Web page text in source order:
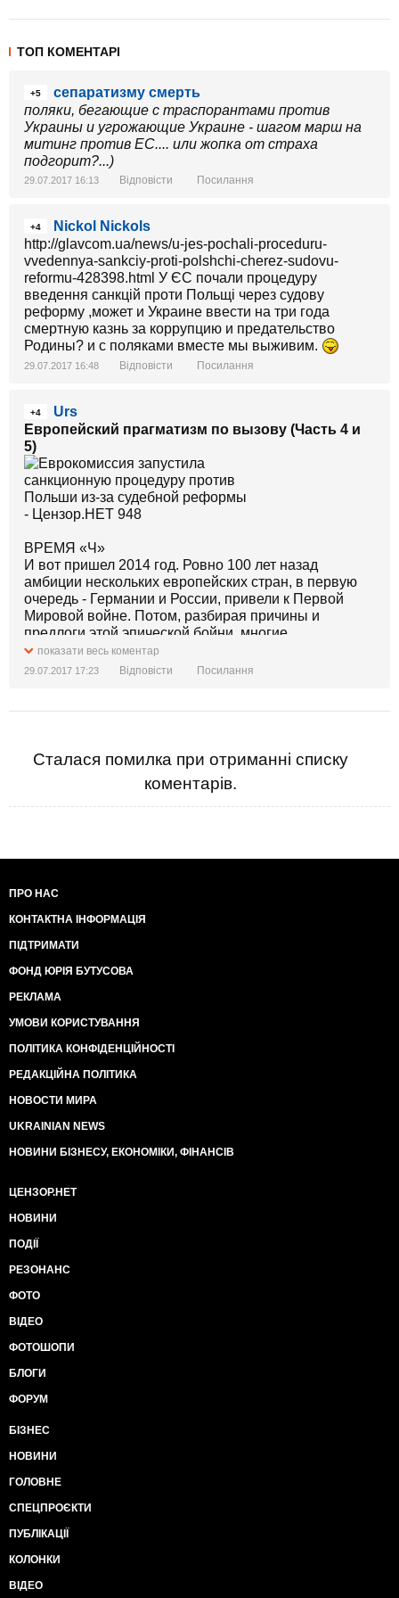
ТОП КОМЕНТАРІ
+5
сепаратизму смерть
поляки, бегающие с траспорантами против
Украины и угрожающие Украине - шагом марш на
митинг против ЕС.... или жопка от страха
подгорит?...)
29.07.2017 16:13 Відповісти Посилання
+4
Nickol Nickols
http://glavcom.ua/news/u-jes-pochali-proceduru-
vvedennya-sankciy-proti-polshchi-cherez-sudovu-
reformu-428398.html У ЄС почали процедуру
введення санкцій проти Польщі через судову
реформу ,может и Украине ввести на три года
смертную казнь за коррупцию и предательство
Родины? и с поляками вместе мы выживим.
29.07.2017 16:48 Відповісти Посилання
+4
Urs
Европейский прагматизм по вызову (Часть 4 и
5)
ВРЕМЯ «Ч»
И вот пришел 2014 год. Ровно 100 лет назад
амбиции нескольких европейских стран, в первую
очередь - Германии и России, привели к Первой
Мировой войне. Потом, разбирая причины и
предлоги этой эпической бойни, многие
исследователи приходили к выводу о том, что
шансов избежать войны было больше, чем ее
не военными способами, в исполнении Китая. Мало
того, возникло новое явление, известное как
«глобализация», которое просто сводит на нет
двух опустошительных мировых войн, выросших
других условиях. Очевидно, что имперский
милитаризм стоил человечеству столетия
поступательного развития. Но история не терпит
сослагательного наклонения и, как теперь стало
ситуации, когда вполне может вспыхнуть новая, куда
более разрушительная драка.
Причем, официальные причины первых двух
мировых войн выписаны в угоду победителям и
имеют очень слабое отношение к фактическим
станем в нее погружаться снова. Но в этот раз
поджигатель войны четко и без сомнений очерчен и
окопавшегося в Кремле. Все нынешние военные
имеющая множество воплощений: от ИГИЛ до
настолько очевидно, что лишь исключительные
обстоятельства не дают это увидеть в том же
Как мы отмечали выше, спрос с этих стран
возникает потому, что они сами себя позиционируют
гарантировать основные правила игры для всех
стран Европы. Причем, эти правила давно
европейскими странами. Лидер обязан следить за
их соблюдением, и в случае нарушения правил,
Если лидер не принимает мер, то его лидерство
отслеживает эти нарушения. Тогда он просто не
может тянуть на себя одеяло, ибо не осознает
уникальная ситуация, когда лидеры стали
соучастниками и даже подстрекателями
мысль, получаем град критики. Но нас успокаивает
мысль о том, что Трамп, будучи совершенно не
показати весь коментар
29.07.2017 17:23 Відповісти Посилання
Сталася помилка при отриманні списку
коментарів.
ПРО НАС
КОНТАКТНА ІНФОРМАЦІЯ
ПІДТРИМАТИ
ФОНД ЮРІЯ БУТУСОВА
РЕКЛАМА
УМОВИ КОРИСТУВАННЯ
ПОЛІТИКА КОНФІДЕНЦІЙНОСТІ
РЕДАКЦІЙНА ПОЛІТИКА
НОВОСТИ МИРА
UKRAINIAN NEWS
НОВИНИ БІЗНЕСУ, ЕКОНОМІКИ, ФІНАНСІВ
ЦЕНЗОР.НЕТ
НОВИНИ
ПОДІЇ
РЕЗОНАНС
ФОТО
ВІДЕО
ФОТОШОПИ
БЛОГИ
ФОРУМ
БІЗНЕС
НОВИНИ
ГОЛОВНЕ
СПЕЦПРОЄКТИ
ПУБЛІКАЦІЇ
КОЛОНКИ
ВІДЕО